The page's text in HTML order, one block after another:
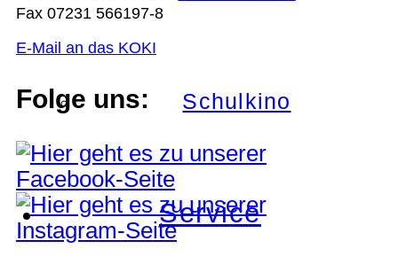
Schulkino
Service
Fax 07231 566197-8
E-Mail an das KOKI
Folge uns: